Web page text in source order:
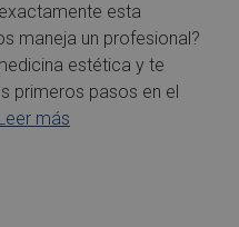
esta
maneja un profesional?
estética y te
primeros pasos en el
Leer más